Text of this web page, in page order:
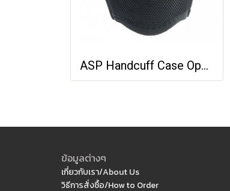
ASP Handcuff Case Open Top Nylon 56140
ข้อมูลต่างๆ
เกี่ยวกับเรา/About Us
วิธีการสั่งซื้อ/How to Order